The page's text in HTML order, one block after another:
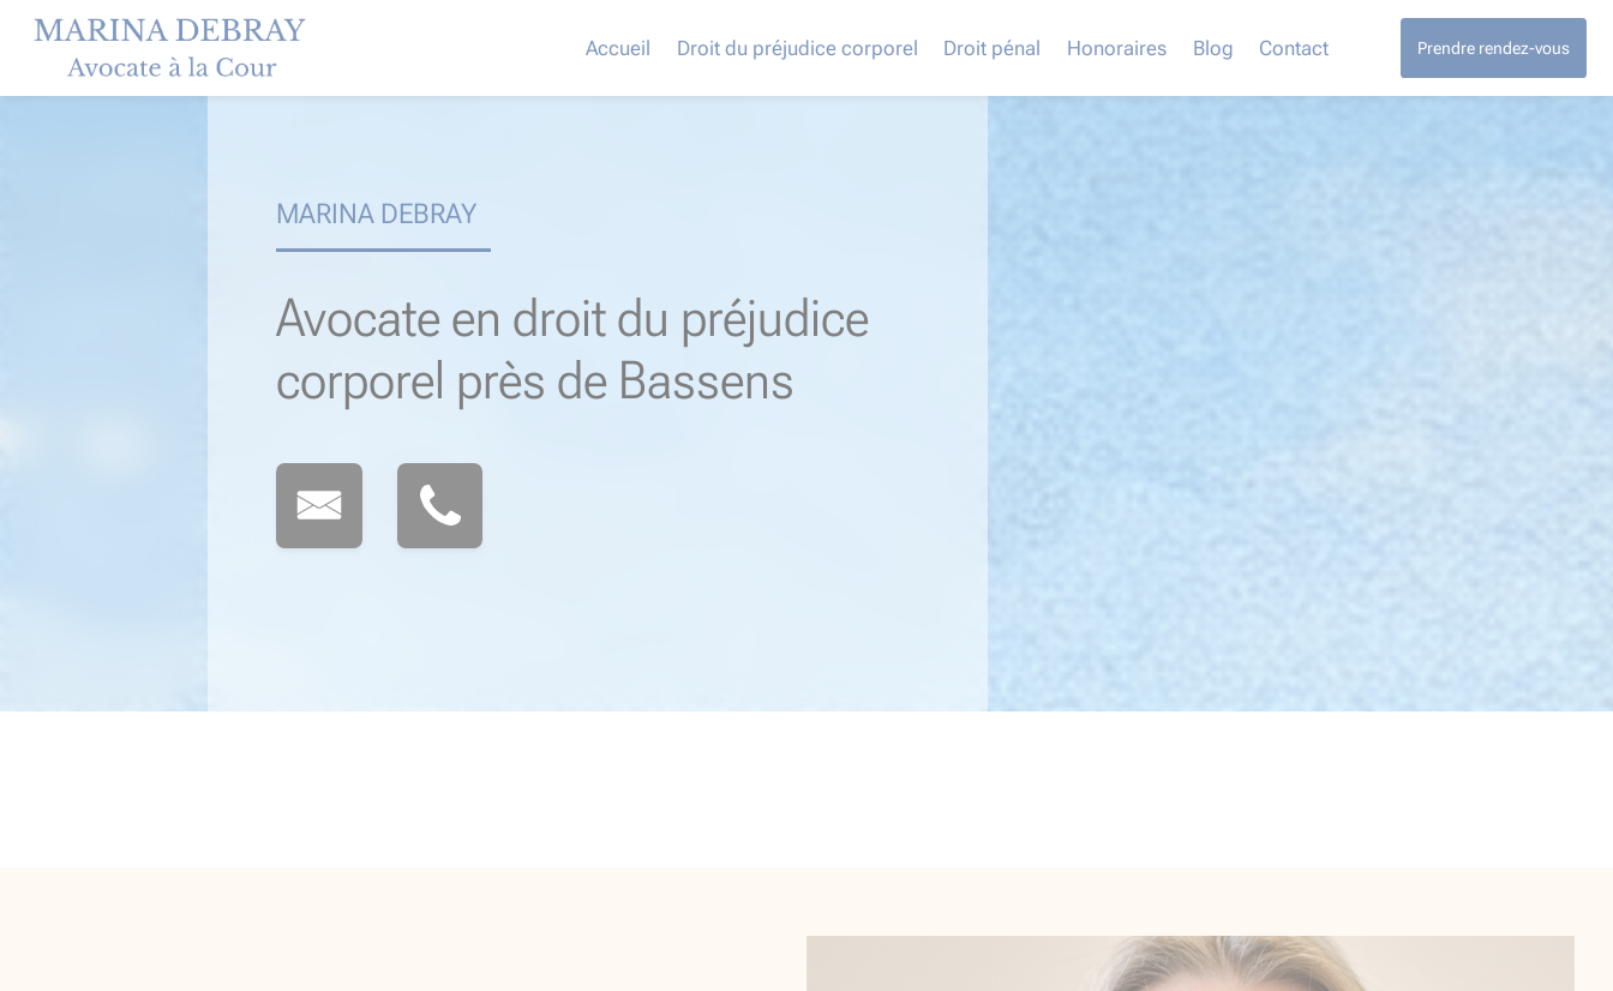
Accueil Droit du préjudice corporel Droit pénal Honoraires Blog Contact Prendre rendez-vous
MARINA DEBRAY
Avocate en droit du préjudice
corporel près de Bassens